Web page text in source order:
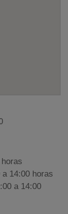
14:00 horas
a 14:00